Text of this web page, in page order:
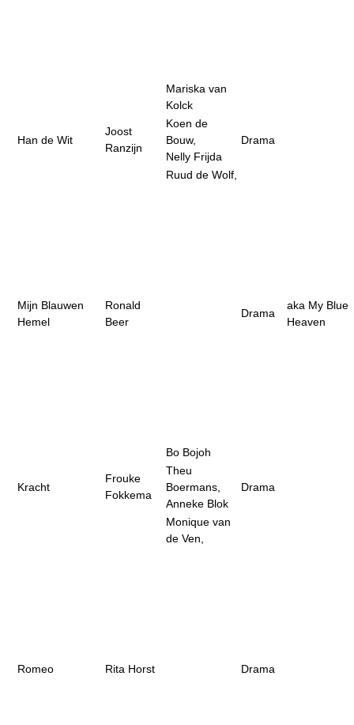
Mariska van
Kolck
Han de Wit
Joost
Ranzijn
Koen de
Bouw,
Nelly Frijda
Drama
Mijn Blauwen
Hemel
Ronald
Beer
Ruud de Wolf,
Bo Bojoh
Drama
aka My Blue
Heaven
Kracht
Frouke
Fokkema
Theu
Boermans,
Anneke Blok
Drama
Romeo Rita Horst
Monique van
de Ven,
Drama